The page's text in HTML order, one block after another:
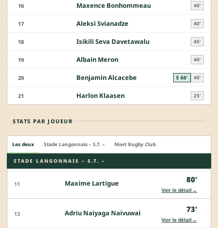
16 Maxence Bonhommeau 40'
17 Aleksi Svianadze 40'
18 Isikili Seva Davetawalu 45'
19 Albain Meron 40'
20 Benjamin Alcacebe E 66' 40'
21 Harlon Klaasen 25'
STATS PAR JOUEUR
Les deux Stade Langonnais – S.T. – Niort Rugby Club
STADE LANGONNAIS – S.T. –
11 Maxime Lartigue 80'
Voir le détail →
13 Adriu Naiyaga Naivuwai 73'
Voir le détail →